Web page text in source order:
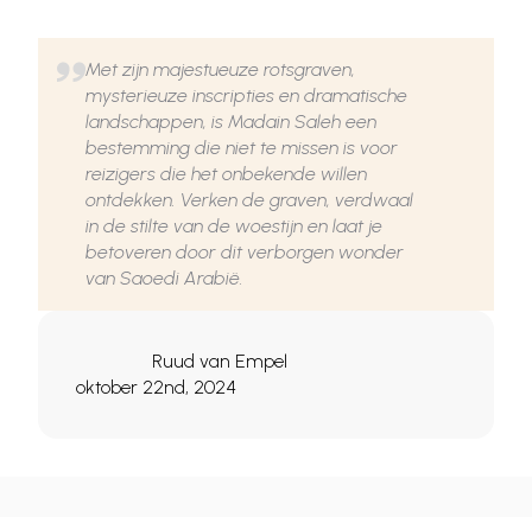
Met zijn majestueuze rotsgraven,
mysterieuze inscripties en dramatische
landschappen, is Madain Saleh een
bestemming die niet te missen is voor
reizigers die het onbekende willen
ontdekken. Verken de graven, verdwaal
in de stilte van de woestijn en laat je
betoveren door dit verborgen wonder
van Saoedi Arabië.
Ruud van Empel
oktober 22nd, 2024